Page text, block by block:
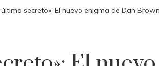
último secreto»: El nuevo enigma de Dan Brown